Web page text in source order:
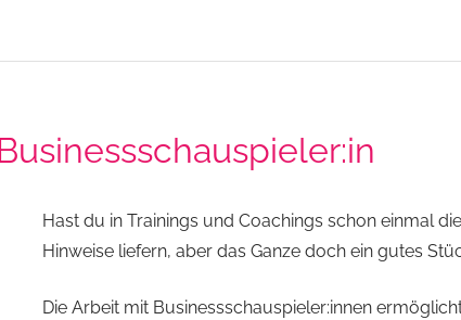
Hast du in Trainings und Coachings schon einmal
Hinweise liefern, aber das Ganze doch ein gutes
Die Arbeit mit Businessschauspieler:innen